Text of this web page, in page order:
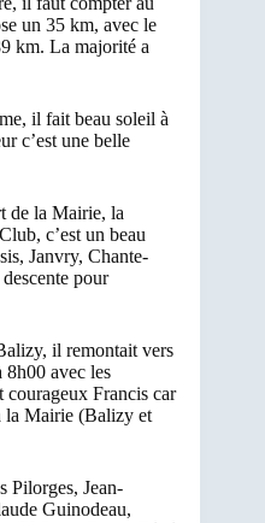
un 35 km, avec le
km. La majorité a
il fait beau soleil à
c’est une belle
de la Mairie, la
c’est un beau
Janvry, Chante-
pour
il remontait vers
8h00 avec les
courageux Francis car
la Mairie (Balizy et
Pilorges, Jean-
Guinodeau,